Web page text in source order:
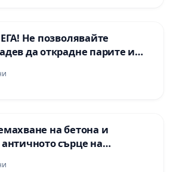
Не позволявайте
да открадне парите и
на бетона и
сърце на
във Враца